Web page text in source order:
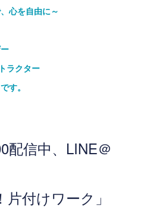
心を自由に～
ラクター
す。
配信中、LINE＠
片付けワーク」